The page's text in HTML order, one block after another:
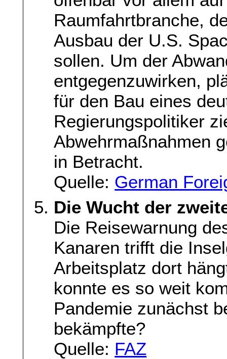
Raumfahrtbranche,
Ausbau der U.S.
sollen. Um der
entgegenzuwirken,
für den Bau eines
Regierungspolitiker
Abwehrmaßnahmen
in Betracht.
Quelle: German
Die Wucht der
Die Reisewarnung
Kanaren trifft die
Arbeitsplatz dort
konnte es so weit
Pandemie zunächst
bekämpfte?
Quelle: FAZ